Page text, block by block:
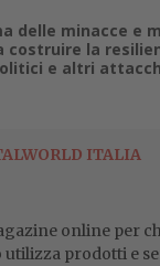
delle minacce e
costruire la
e altri
ITALIA
online per
utilizza prodotti e